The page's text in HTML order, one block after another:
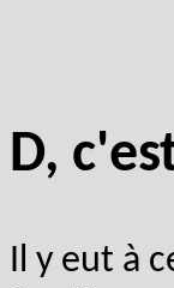
D,
Il y eut à